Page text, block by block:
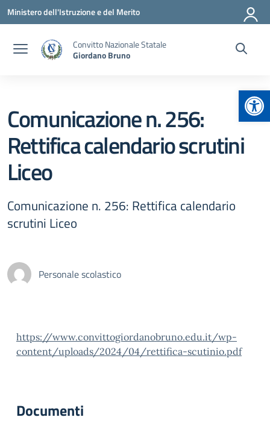
Vai ai contenuti
Vai al menu di navigazione
Vai al footer
Ministero dell'Istruzione e del Merito
Convitto Nazionale Statale
Giordano Bruno
Comunicazione n. 256:
Rettifica calendario scrutini
Liceo
Comunicazione n. 256: Rettifica calendario
scrutini Liceo
Personale scolastico
https://www.convittogiordanobruno.edu.it/wp-
content/uploads/2024/04/rettifica-scutinio.pdf
Documenti